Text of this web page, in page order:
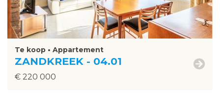
Te koop • Appartement
ZANDKREEK - 04.01
€ 220 000